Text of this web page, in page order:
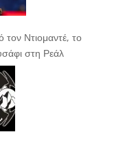
Ντιομαντέ, το
στη Ρεάλ